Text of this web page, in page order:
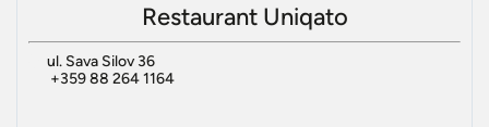
Restaurant Uniqato
ul. Sava Silov 36
+359 88 264 1164